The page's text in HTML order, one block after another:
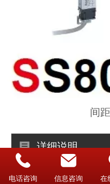
间
详细说明
电话咨询 信息咨询 在